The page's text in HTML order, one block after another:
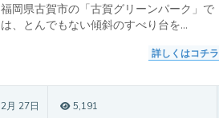
福岡県古賀市の「古賀グリーンパーク」で
は、とんでもない傾斜のすべり台を...
詳しくはコチラ
2月 27日 5,191